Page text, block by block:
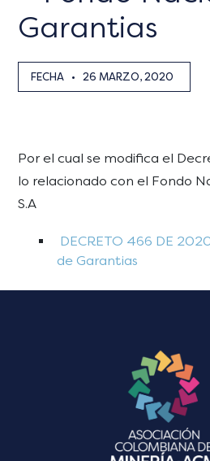
Garantias
FECHA • 26 MARZO, 2020
Por el cual se modifica el
lo relacionado con el Fondo
S.A
DECRETO 466 DE
de Garantias